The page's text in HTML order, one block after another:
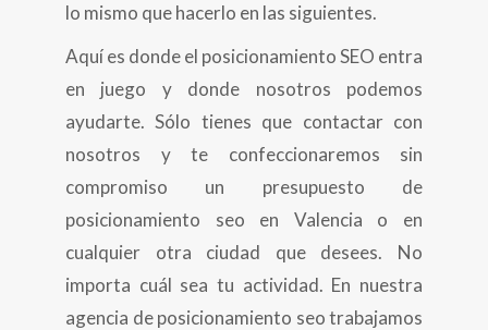
lo mismo que hacerlo en las siguientes.
Aquí es donde el posicionamiento SEO entra
en juego y donde nosotros podemos
ayudarte. Sólo tienes que contactar con
nosotros y te confeccionaremos sin
compromiso un presupuesto de
posicionamiento seo en Valencia o en
cualquier otra ciudad que desees. No
importa cuál sea tu actividad. En nuestra
agencia de posicionamiento seo trabajamos